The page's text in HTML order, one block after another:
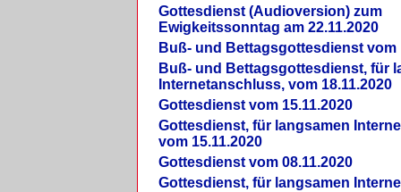
Gottesdienst (Audioversion) zum
Ewigkeitssonntag am 22.11.2020
Buß- und Bettagsgottesdienst vom
Buß- und Bettagsgottesdienst, für
Internetanschluss, vom 18.11.2020
Gottesdienst vom 15.11.2020
Gottesdienst, für langsamen
vom 15.11.2020
Gottesdienst vom 08.11.2020
Gottesdienst, für langsamen